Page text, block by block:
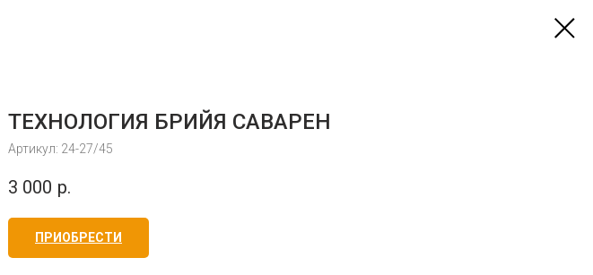
ТЕХНОЛОГИЯ БРИЙЯ САВАРЕН
Артикул: 24-27/45
3 000 р.
ПРИОБРЕСТИ